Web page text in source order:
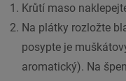
Krůtí maso
Na plátky rozložte
posypte je
aromatický). Na